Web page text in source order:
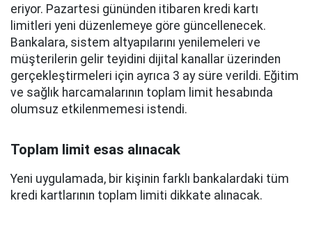
eriyor. Pazartesi gününden itibaren kredi kartı
limitleri yeni düzenlemeye göre güncellenecek.
Bankalara, sistem altyapılarını yenilemeleri ve
müşterilerin gelir teyidini dijital kanallar üzerinden
gerçekleştirmeleri için ayrıca 3 ay süre verildi. Eğitim
ve sağlık harcamalarının toplam limit hesabında
olumsuz etkilenmemesi istendi.
Toplam limit esas alınacak
Yeni uygulamada, bir kişinin farklı bankalardaki tüm
kredi kartlarının toplam limiti dikkate alınacak.